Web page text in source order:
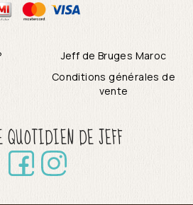
Jeff de Bruges Maroc
Conditions générales de
vente
QUOTIDIEN DE JEFF